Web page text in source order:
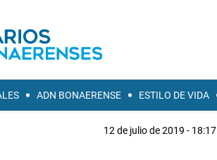
ADN BONAERENSE ESTILO DE VIDA
12 de julio de 2019 - 18:17